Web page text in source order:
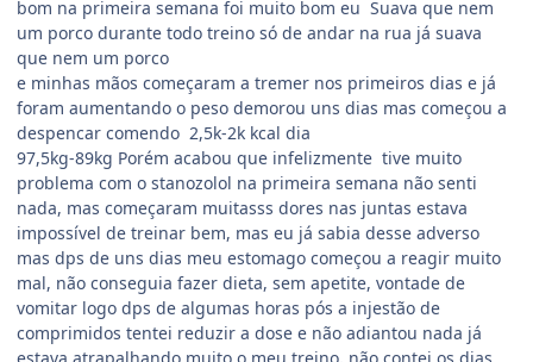
bom na primeira semana foi muito bom eu Suava que nem
um porco durante todo treino só de andar na rua já suava
que nem um porco
e minhas mãos começaram a tremer nos primeiros dias e já
foram aumentando o peso demorou uns dias mas começou a
despencar comendo 2,5k-2k kcal dia
97,5kg-89kg Porém acabou que infelizmente tive muito
problema com o stanozolol na primeira semana não senti
nada, mas começaram muitasss dores nas juntas estava
impossível de treinar bem, mas eu já sabia desse adverso
mas dps de uns dias meu estomago começou a reagir muito
mal, não conseguia fazer dieta, sem apetite, vontade de
vomitar logo dps de algumas horas pós a injestão de
comprimidos tentei reduzir a dose e não adiantou nada já